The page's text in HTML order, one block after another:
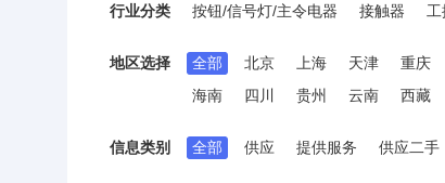
行业分类 按钮/信号灯/主令电器 接触器
可编程控制器(PLC)
制冷/暖通设备
电源连接器
接线端子 电机与驱
地区选择 全部 北京 上海 天津 重庆
海南
四川 贵州 云南 西藏
信息类别 全部 供应 提供服务 供应二手